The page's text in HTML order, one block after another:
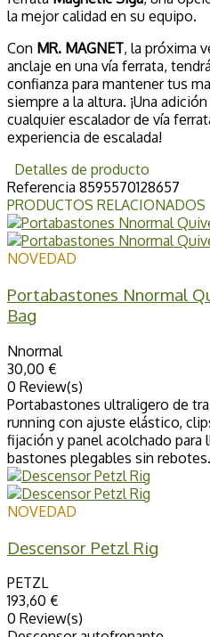
la mejor calidad en su equipo.
Con MR. MAGNET, la próxima
anclaje en una vía ferrata,
confianza para mantener tus
siempre a la altura. ¡Una
cualquier escalador de vía
experiencia de escalada!
Detalles de producto
Referencia 8595570128657
PRODUCTOS RELACIONADOS
NOVEDAD
Portabastones Nnormal
Bag
Nnormal
30,00 €
0 Review(s)
Portabastones ultraligero de
running con ajuste elástico,
fijación y panel acolchado para
bastones plegables sin rebotes.
NOVEDAD
Descensor Petzl Rig
PETZL
193,60 €
0 Review(s)